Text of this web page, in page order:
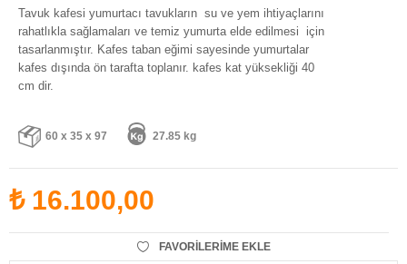
Tavuk kafesi yumurtacı tavukların su ve yem ihtiyaçlarını
rahatlıkla sağlamaları ve temiz yumurta elde edilmesi için
tasarlanmıştır. Kafes taban eğimi sayesinde yumurtalar
kafes dışında ön tarafta toplanır. kafes kat yüksekliği 40
cm dir.
60 x 35 x 97 27.85 kg
₺ 16.100,00
FAVORILERIME EKLE